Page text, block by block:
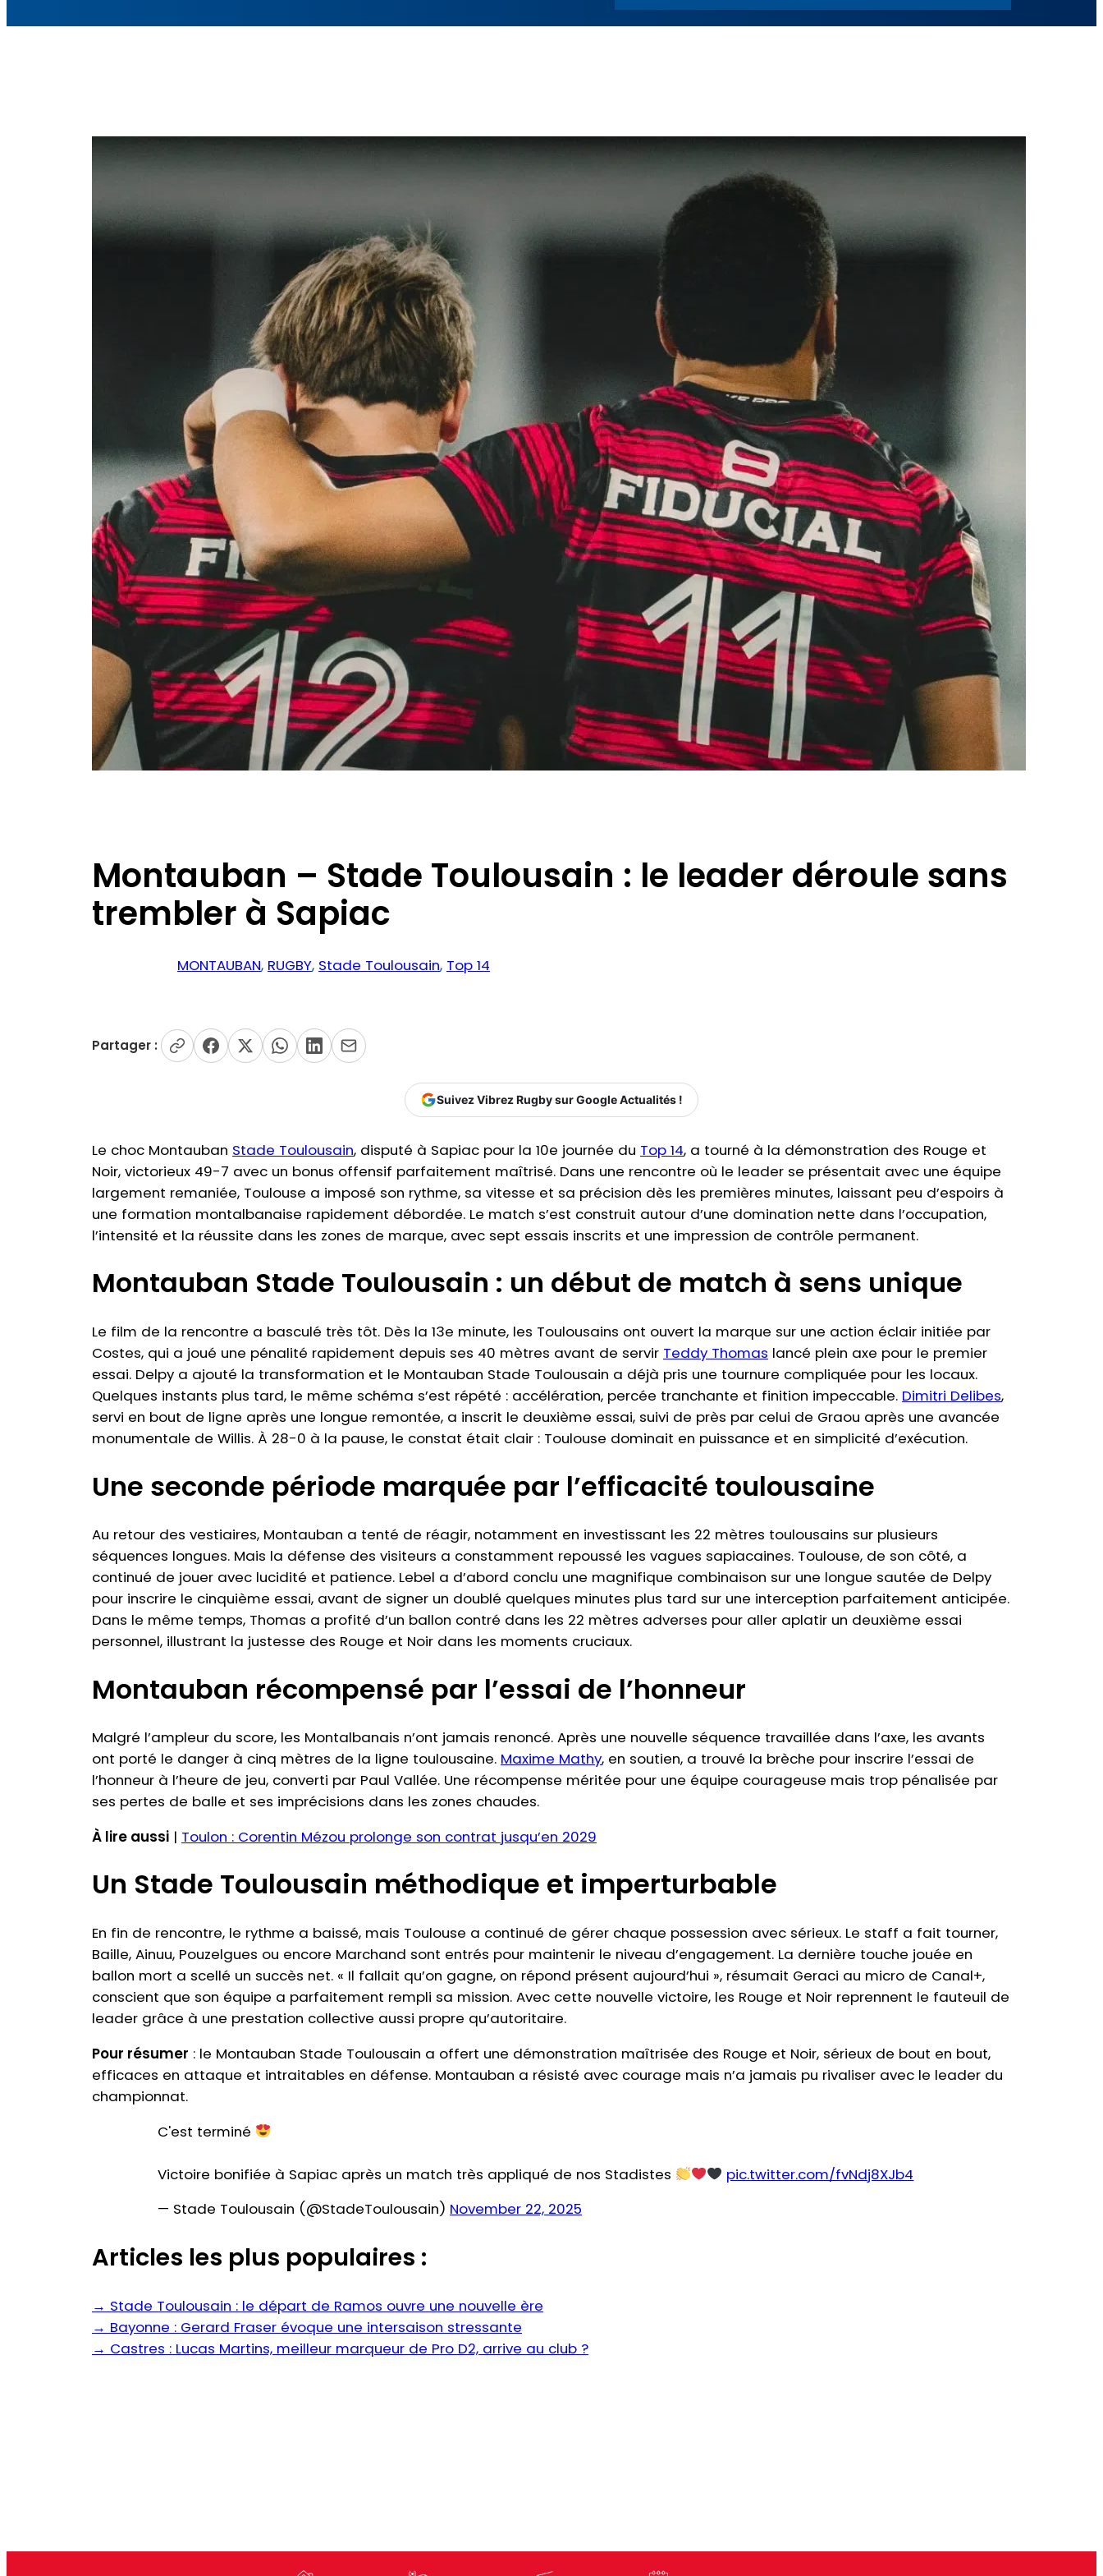
Montauban – Stade Toulousain : le leader déroule sans
trembler à Sapiac
MONTAUBAN, RUGBY, Stade Toulousain, Top 14
Partager :
Suivez Vibrez Rugby sur Google Actualités !
Le choc Montauban Stade Toulousain, disputé à Sapiac pour la 10e journée du Top 14, a tourné à la démonstration des Rouge et
Noir, victorieux 49-7 avec un bonus offensif parfaitement maîtrisé. Dans une rencontre où le leader se présentait avec une équipe
largement remaniée, Toulouse a imposé son rythme, sa vitesse et sa précision dès les premières minutes, laissant peu d’espoirs à
une formation montalbanaise rapidement débordée. Le match s’est construit autour d’une domination nette dans l’occupation,
l’intensité et la réussite dans les zones de marque, avec sept essais inscrits et une impression de contrôle permanent.
Montauban Stade Toulousain : un début de match à sens unique
Le film de la rencontre a basculé très tôt. Dès la 13e minute, les Toulousains ont ouvert la marque sur une action éclair initiée par
Costes, qui a joué une pénalité rapidement depuis ses 40 mètres avant de servir Teddy Thomas lancé plein axe pour le premier
essai. Delpy a ajouté la transformation et le Montauban Stade Toulousain a déjà pris une tournure compliquée pour les locaux.
Quelques instants plus tard, le même schéma s’est répété : accélération, percée tranchante et finition impeccable. Dimitri Delibes,
servi en bout de ligne après une longue remontée, a inscrit le deuxième essai, suivi de près par celui de Graou après une avancée
monumentale de Willis. À 28-0 à la pause, le constat était clair : Toulouse dominait en puissance et en simplicité d’exécution.
Une seconde période marquée par l’efficacité toulousaine
Au retour des vestiaires, Montauban a tenté de réagir, notamment en investissant les 22 mètres toulousains sur plusieurs
séquences longues. Mais la défense des visiteurs a constamment repoussé les vagues sapiacaines. Toulouse, de son côté, a
continué de jouer avec lucidité et patience. Lebel a d’abord conclu une magnifique combinaison sur une longue sautée de Delpy
pour inscrire le cinquième essai, avant de signer un doublé quelques minutes plus tard sur une interception parfaitement anticipée.
Dans le même temps, Thomas a profité d’un ballon contré dans les 22 mètres adverses pour aller aplatir un deuxième essai
personnel, illustrant la justesse des Rouge et Noir dans les moments cruciaux.
Montauban récompensé par l’essai de l’honneur
Malgré l’ampleur du score, les Montalbanais n’ont jamais renoncé. Après une nouvelle séquence travaillée dans l’axe, les avants
ont porté le danger à cinq mètres de la ligne toulousaine. Maxime Mathy, en soutien, a trouvé la brèche pour inscrire l’essai de
l’honneur à l’heure de jeu, converti par Paul Vallée. Une récompense méritée pour une équipe courageuse mais trop pénalisée par
ses pertes de balle et ses imprécisions dans les zones chaudes.
À lire aussi | Toulon : Corentin Mézou prolonge son contrat jusqu’en 2029
Un Stade Toulousain méthodique et imperturbable
En fin de rencontre, le rythme a baissé, mais Toulouse a continué de gérer chaque possession avec sérieux. Le staff a fait tourner,
Baille, Ainuu, Pouzelgues ou encore Marchand sont entrés pour maintenir le niveau d’engagement. La dernière touche jouée en
ballon mort a scellé un succès net. « Il fallait qu’on gagne, on répond présent aujourd’hui », résumait Geraci au micro de Canal+,
conscient que son équipe a parfaitement rempli sa mission. Avec cette nouvelle victoire, les Rouge et Noir reprennent le fauteuil de
leader grâce à une prestation collective aussi propre qu’autoritaire.
Pour résumer : le Montauban Stade Toulousain a offert une démonstration maîtrisée des Rouge et Noir, sérieux de bout en bout,
efficaces en attaque et intraitables en défense. Montauban a résisté avec courage mais n’a jamais pu rivaliser avec le leader du
championnat.
C'est terminé
Victoire bonifiée à Sapiac après un match très appliqué de nos Stadistes
pic.twitter.com/fvNdj8XJb4
— Stade Toulousain (@StadeToulousain) November 22, 2025
Articles les plus populaires :
→ Stade Toulousain : le départ de Ramos ouvre une nouvelle ère
→ Bayonne : Gerard Fraser évoque une intersaison stressante
→ Castres : Lucas Martins, meilleur marqueur de Pro D2, arrive au club ?